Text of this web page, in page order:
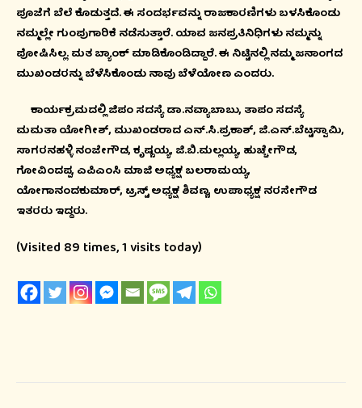
ಪೂಜೆಗೆ ಬೆಲೆ ಕೊಡುತ್ತದೆ. ಈ ಸಂದರ್ಭವನ್ನು ರಾಜಕಾರಣಿಗಳು ಬಳಸಿಕೊಂಡು
ನಮ್ಮಲ್ಲೇ ಗುಂಪುಗಾರಿಕೆ ನಡೆಸುತ್ತಾರೆ. ಯಾವ ಜನಪ್ರತಿನಿಧಿಗಳು ನಮ್ಮನ್ನು
ಪೋಷಿಸಿಲ್ಲ. ಮತ ಬ್ಯಾಂಕ್ ಮಾಡಿಕೊಂಡಿದ್ದಾರೆ. ಈ ನಿಟ್ಟಿನಲ್ಲಿ ನಮ್ಮ ಜನಾಂಗದ
ಮುಖಂಡರನ್ನು ಬೆಳೆಸಿಕೊಂಡು ನಾವು ಬೆಳೆಯೋಣ ಎಂದರು.
ಕಾರ್ಯಕ್ರಮದಲ್ಲಿ ಜಿಪಂ ಸದಸ್ಯೆ ಡಾ.ನವ್ಯಾಬಾಬು, ತಾಪಂ ಸದಸ್ಯೆ
ಮಮತಾ ಯೋಗೀಶ್, ಮುಖಂಡರಾದ ಎನ್.ಸಿ.ಪ್ರಕಾಶ್, ಜಿ.ಎನ್.ಬೆಟ್ಟಸ್ವಾಮಿ,
ಸಾಗರನಹಳ್ಳಿ ನಂಜೇಗೌಡ, ಕೃಷ್ಣಯ್ಯ, ಜಿ.ಬಿ.ಮಲ್ಲಯ್ಯ, ಹುಚ್ಚೇಗೌಡ,
ಗೋವಿಂದಪ್ಪ, ಎಪಿಎಂಸಿ ಮಾಜಿ ಅಧ್ಯಕ್ಷ ಬಲರಾಮಯ್ಯ,
ಯೋಗಾನಂದಕುಮಾರ್, ಟ್ರಸ್ಟ್ ಅಧ್ಯಕ್ಷ ಶಿವಣ್ಣ, ಉಪಾಧ್ಯಕ್ಷ ನರಸೇಗೌಡ
ಇತರರು ಇದ್ದರು.
(Visited 89 times, 1 visits today)